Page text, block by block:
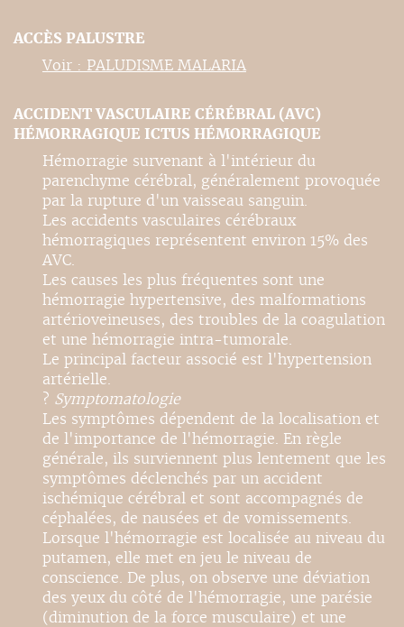
ACCÈS PALUSTRE
Voir : PALUDISME MALARIA
ACCIDENT VASCULAIRE CÉRÉBRAL (AVC)
HÉMORRAGIQUE ICTUS HÉMORRAGIQUE
Hémorragie survenant à l'intérieur du
parenchyme cérébral, généralement provoquée
par la rupture d'un vaisseau sanguin.
Les accidents vasculaires cérébraux
hémorragiques représentent environ 15% des
AVC.
Les causes les plus fréquentes sont une
hémorragie hypertensive, des malformations
artérioveineuses, des troubles de la coagulation
et une hémorragie intra-tumorale.
Le principal facteur associé est l'hypertension
artérielle.
? Symptomatologie
Les symptômes dépendent de la localisation et
de l'importance de l'hémorragie. En règle
générale, ils surviennent plus lentement que les
symptômes déclenchés par un accident
ischémique cérébral et sont accompagnés de
céphalées, de nausées et de vomissements.
Lorsque l'hémorragie est localisée au niveau du
putamen, elle met en jeu le niveau de
conscience. De plus, on observe une déviation
des yeux du côté de l'hémorragie, une parésie
(diminution de la force musculaire) et une